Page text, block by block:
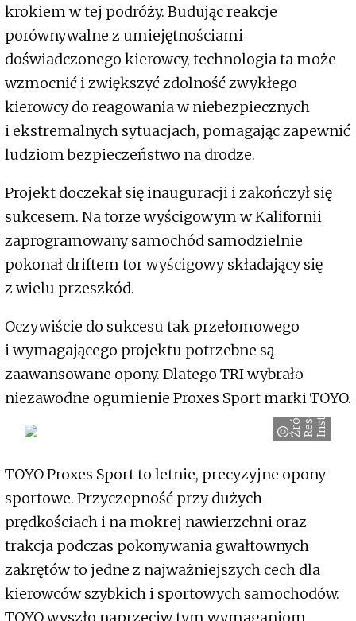
krokiem w tej podróży. Budując reakcje
porównywalne z umiejętnościami
doświadczonego kierowcy, technologia ta może
wzmocnić i zwiększyć zdolność zwykłego
kierowcy do reagowania w niebezpiecznych
i ekstremalnych sytuacjach, pomagając zapewnić
ludziom bezpieczeństwo na drodze.
Projekt doczekał się inauguracji i zakończył się
sukcesem. Na torze wyścigowym w Kalifornii
zaprogramowany samochód samodzielnie
pokonał driftem tor wyścigowy składający się
z wielu przeszkód.
Oczywiście do sukcesu tak przełomowego
i wymagającego projektu potrzebne są
zaawansowane opony. Dlatego TRI wybrało
niezawodne ogumienie Proxes Sport marki TOYO.
Ź
r
ó
d
l
o
:T
o
y
o
t
a
R
e
s
e
a
r
ch
I
n
s
t
i
t
u
t e
TOYO Proxes Sport to letnie, precyzyjne opony
sportowe. Przyczepność przy dużych
prędkościach i na mokrej nawierzchni oraz
trakcja podczas pokonywania gwałtownych
zakrętów to jedne z najważniejszych cech dla
kierowców szybkich i sportowych samochodów.